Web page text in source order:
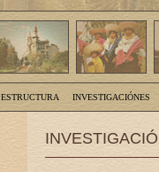
ESTRUCTURA INVESTIGACIÓNES